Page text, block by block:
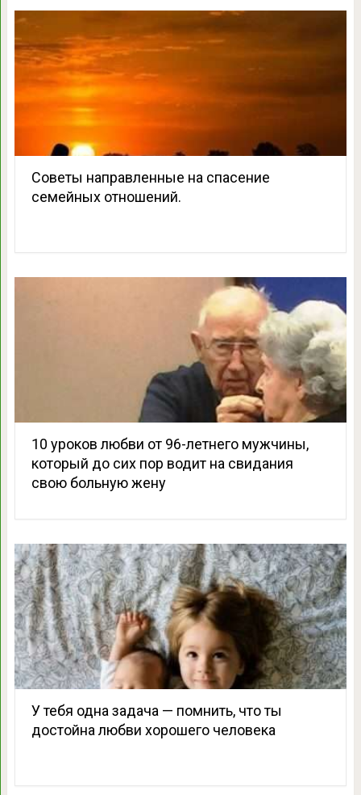
Советы направленные на спасение
семейных отношений.
10 уроков любви от 96-летнего мужчины,
который до сих пор водит на свидания
свою больную жену
У тебя одна задача — помнить, что ты
достойна любви хорошего человека